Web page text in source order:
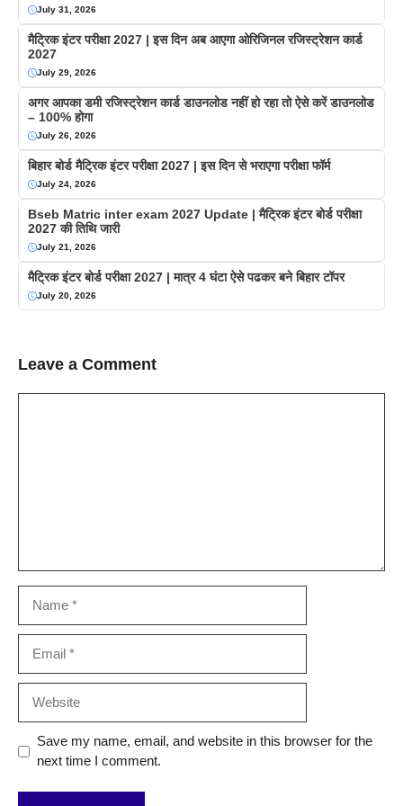
July 31, 2026
मैट्रिक इंटर परीक्षा 2027 | इस दिन अब आएगा ओरिजिनल रजिस्ट्रेशन कार्ड
2027
July 29, 2026
अगर आपका डमी रजिस्ट्रेशन कार्ड डाउनलोड नहीं हो रहा तो ऐसे करें डाउनलोड
– 100% होगा
July 26, 2026
बिहार बोर्ड मैट्रिक इंटर परीक्षा 2027 | इस दिन से भराएगा परीक्षा फॉर्म
July 24, 2026
Bseb Matric inter exam 2027 Update | मैट्रिक इंटर बोर्ड परीक्षा
2027 की तिथि जारी
July 21, 2026
मैट्रिक इंटर बोर्ड परीक्षा 2027 | मात्र 4 घंटा ऐसे पढकर बने बिहार टॉपर
July 20, 2026
Leave a Comment
Save my name, email, and website in this browser for the
next time I comment.